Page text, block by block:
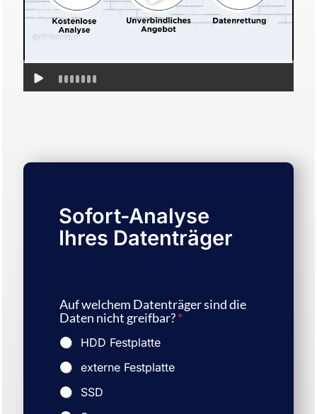
Sofort-Analyse
Ihres Datenträger
Auf welchem Datenträger sind die
Daten nicht greifbar?*
HDD Festplatte
externe Festplatte
SSD